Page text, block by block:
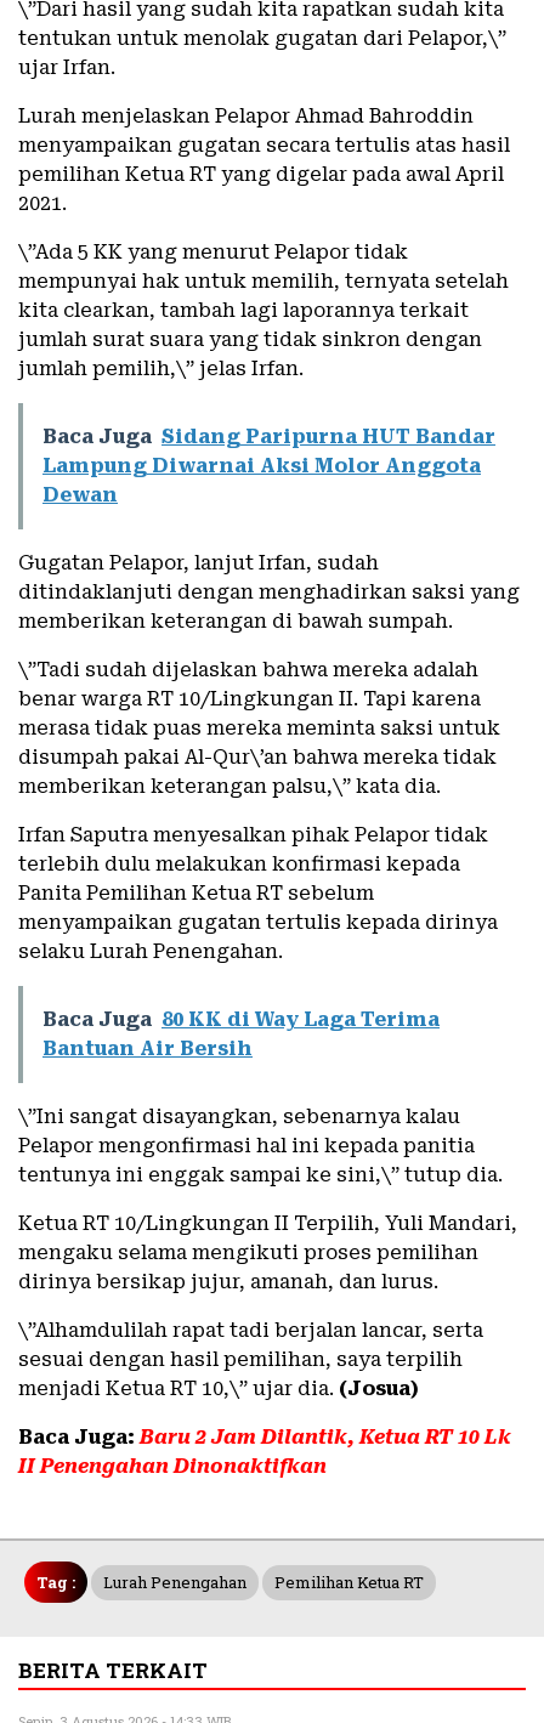
\”Dari hasil yang sudah kita rapatkan sudah kita
tentukan untuk menolak gugatan dari Pelapor,\”
ujar Irfan.
Lurah menjelaskan Pelapor Ahmad Bahroddin
menyampaikan gugatan secara tertulis atas hasil
pemilihan Ketua RT yang digelar pada awal April
2021.
\”Ada 5 KK yang menurut Pelapor tidak
mempunyai hak untuk memilih, ternyata setelah
kita clearkan, tambah lagi laporannya terkait
jumlah surat suara yang tidak sinkron dengan
jumlah pemilih,\” jelas Irfan.
Baca Juga Sidang Paripurna HUT Bandar
Lampung Diwarnai Aksi Molor Anggota
Dewan
Gugatan Pelapor, lanjut Irfan, sudah
ditindaklanjuti dengan menghadirkan saksi yang
memberikan keterangan di bawah sumpah.
\”Tadi sudah dijelaskan bahwa mereka adalah
benar warga RT 10/Lingkungan II. Tapi karena
merasa tidak puas mereka meminta saksi untuk
disumpah pakai Al-Qur\’an bahwa mereka tidak
memberikan keterangan palsu,\” kata dia.
Irfan Saputra menyesalkan pihak Pelapor tidak
terlebih dulu melakukan konfirmasi kepada
Panita Pemilihan Ketua RT sebelum
menyampaikan gugatan tertulis kepada dirinya
selaku Lurah Penengahan.
Baca Juga 80 KK di Way Laga Terima
Bantuan Air Bersih
\”Ini sangat disayangkan, sebenarnya kalau
Pelapor mengonfirmasi hal ini kepada panitia
tentunya ini enggak sampai ke sini,\” tutup dia.
Ketua RT 10/Lingkungan II Terpilih, Yuli Mandari,
mengaku selama mengikuti proses pemilihan
dirinya bersikap jujur, amanah, dan lurus.
\”Alhamdulilah rapat tadi berjalan lancar, serta
sesuai dengan hasil pemilihan, saya terpilih
menjadi Ketua RT 10,\” ujar dia. (Josua)
Baca Juga:Baru 2 Jam Dilantik, Ketua RT 10 Lk
II Penengahan Dinonaktifkan
Tag : Lurah Penengahan Pemilihan Ketua RT
BERITA TERKAIT